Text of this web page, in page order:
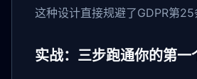
这种设计直接规避了GDPR第
实战：三步跑通你的第